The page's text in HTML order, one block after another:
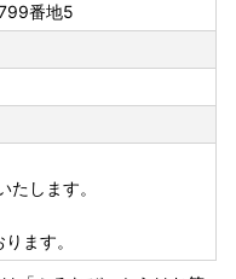
番地5
します。
ます。